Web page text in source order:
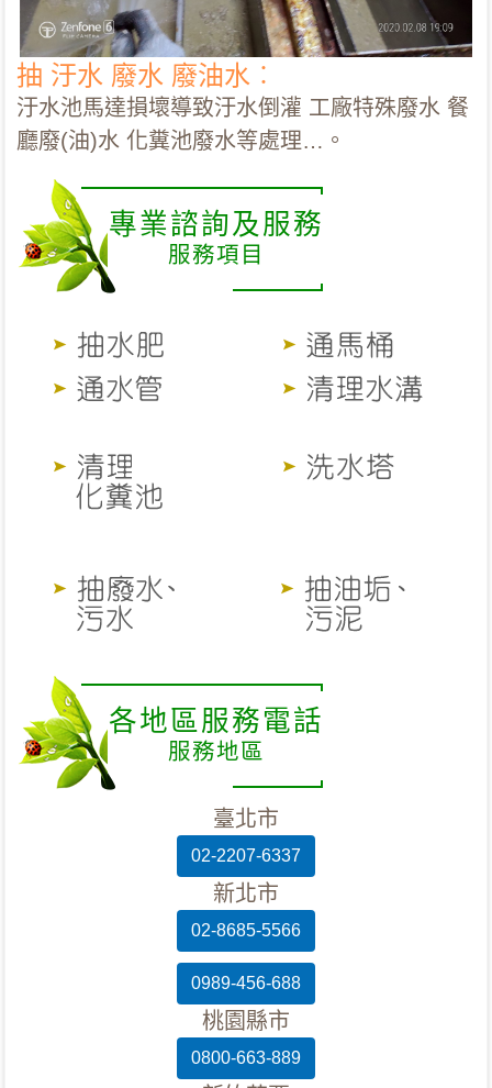
抽 汙水 廢水 廢油水︰
汙水池馬達損壞導致汙水倒灌 工廠特殊廢水 餐
廳廢(油)水 化糞池廢水等處理…。
專業諮詢及服務
服務項目
各地區服務電話
服務地區
臺北市
02-2207-6337
新北市
02-8685-5566
0989-456-688
桃園縣市
0800-663-889